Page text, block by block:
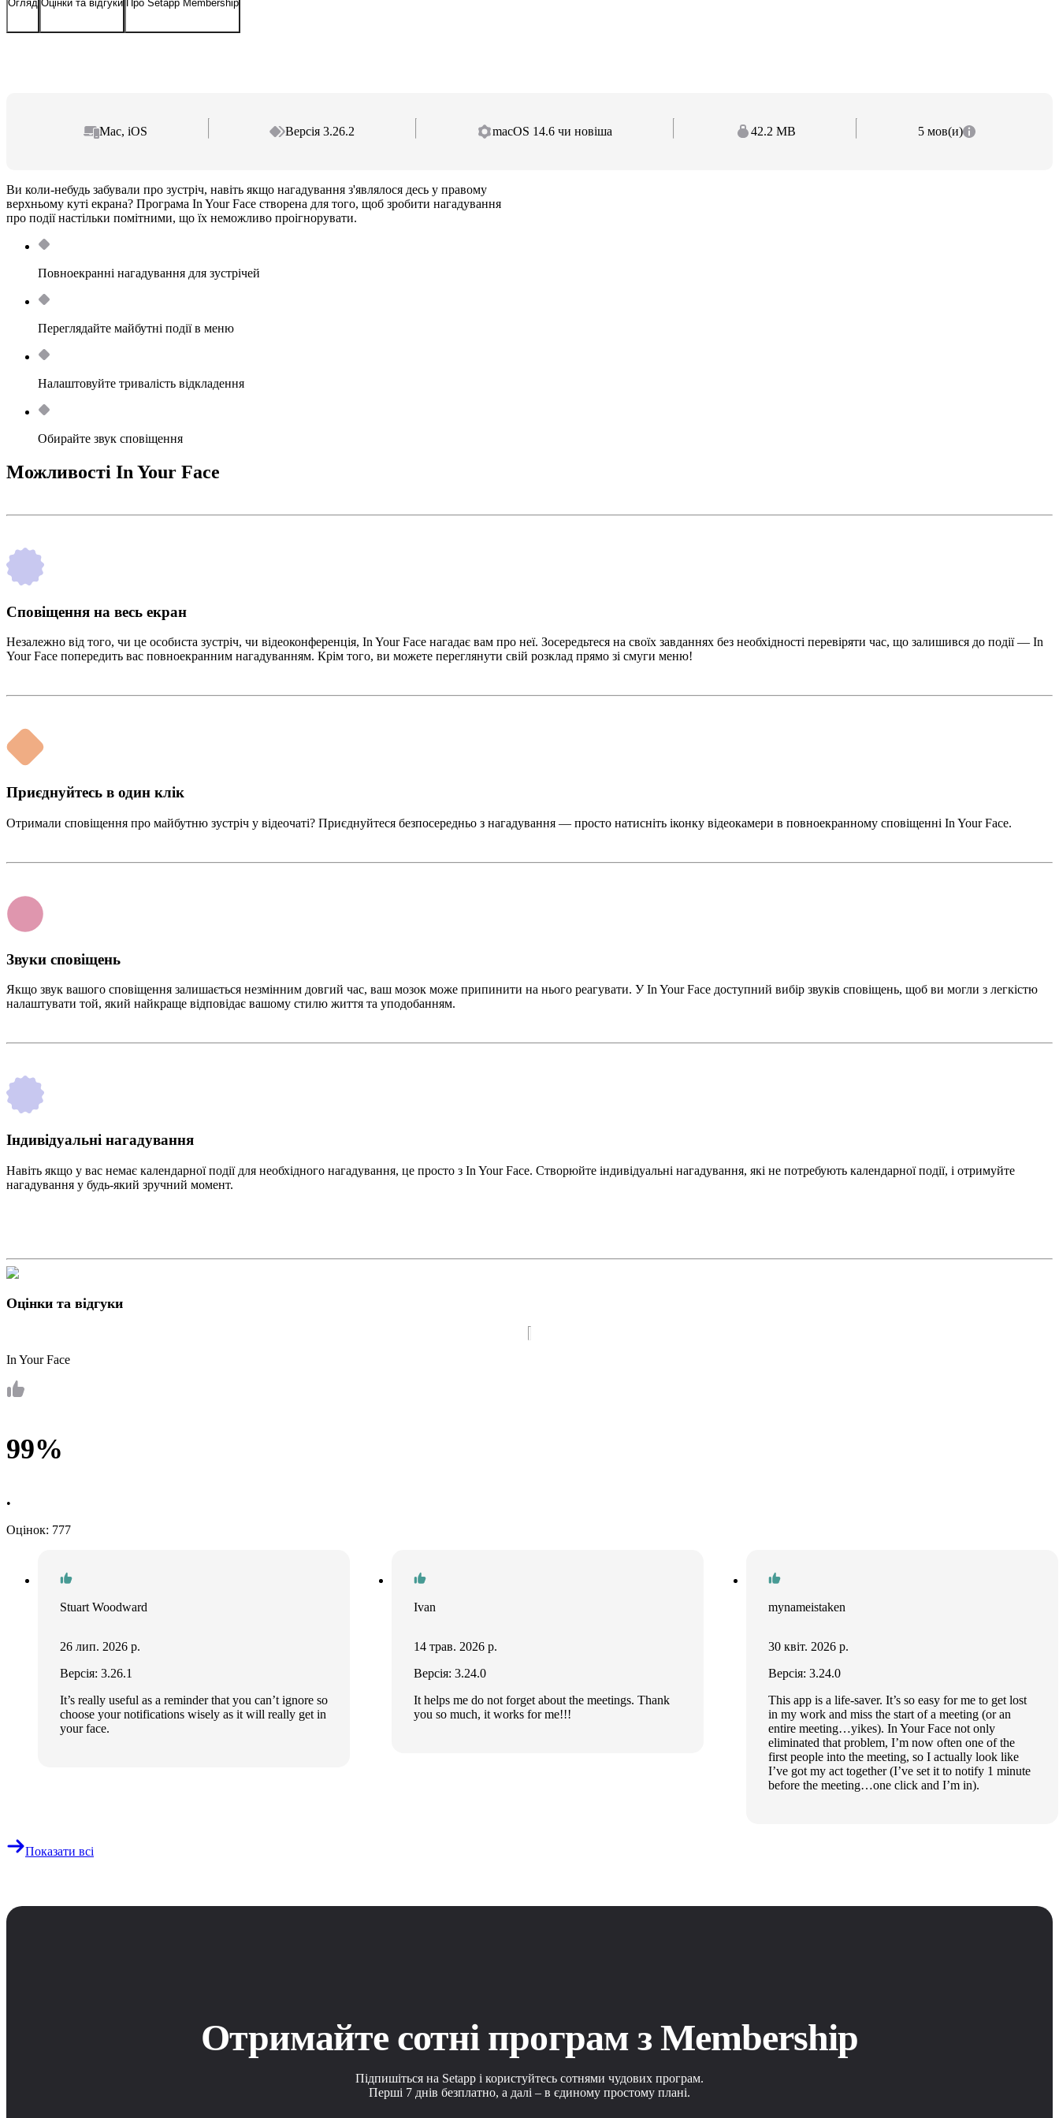
Огляд Оцінки та відгуки Про Setapp Membership
Mac, iOS Версія 3.26.2 macOS 14.6 чи новіша 42.2 MB 5 мов(и)
Ви коли-небудь забували про зустріч, навіть якщо нагадування з'являлося десь у правому
верхньому куті екрана? Програма In Your Face створена для того, щоб зробити нагадування
про події настільки помітними, що їх неможливо проігнорувати.
Повноекранні нагадування для зустрічей
Переглядайте майбутні події в меню
Налаштовуйте тривалість відкладення
Обирайте звук сповіщення
Можливості In Your Face
Сповіщення на весь екран
Незалежно від того, чи це особиста зустріч, чи відеоконференція, In Your Face нагадає вам про неї. Зосередьтеся на своїх завданнях без необхідності перевіряти час, що залишився до події — In
Your Face попередить вас повноекранним нагадуванням. Крім того, ви можете переглянути свій розклад прямо зі смуги меню!
Приєднуйтесь в один клік
Отримали сповіщення про майбутню зустріч у відеочаті? Приєднуйтеся безпосередньо з нагадування — просто натисніть іконку відеокамери в повноекранному сповіщенні In Your Face.
Звуки сповіщень
Якщо звук вашого сповіщення залишається незмінним довгий час, ваш мозок може припинити на нього реагувати. У In Your Face доступний вибір звуків сповіщень, щоб ви могли з легкістю
налаштувати той, який найкраще відповідає вашому стилю життя та уподобанням.
Індивідуальні нагадування
Навіть якщо у вас немає календарної події для необхідного нагадування, це просто з In Your Face. Створюйте індивідуальні нагадування, які не потребують календарної події, і отримуйте
нагадування у будь-який зручний момент.
Оцінки та відгуки
In Your Face
99%
•
Оцінок: 777
Stuart Woodward
26 лип. 2026 р.
Версія: 3.26.1
It’s really useful as a reminder that you can’t ignore so
choose your notifications wisely as it will really get in
your face.
Ivan
14 трав. 2026 р.
Версія: 3.24.0
It helps me do not forget about the meetings. Thank
you so much, it works for me!!!
mynameistaken
30 квіт. 2026 р.
Версія: 3.24.0
This app is a life-saver. It’s so easy for me to get lost
in my work and miss the start of a meeting (or an
entire meeting…yikes). In Your Face not only
eliminated that problem, I’m now often one of the
first people into the meeting, so I actually look like
I’ve got my act together (I’ve set it to notify 1 minute
before the meeting…one click and I’m in).
Показати всі
Отримайте сотні програм з Membership
Підпишіться на Setapp і користуйтесь сотнями чудових програм.
Перші 7 днів безплатно, а далі – в єдиному простому плані.